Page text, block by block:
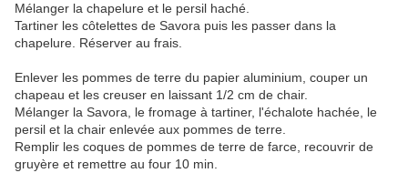
Mélanger la chapelure et le persil haché.
Tartiner les côtelettes de Savora puis les passer dans la
chapelure. Réserver au frais.
Enlever les pommes de terre du papier aluminium, couper un
chapeau et les creuser en laissant 1/2 cm de chair.
Mélanger la Savora, le fromage à tartiner, l'échalote hachée, le
persil et la chair enlevée aux pommes de terre.
Remplir les coques de pommes de terre de farce, recouvrir de
gruyère et remettre au four 10 min.